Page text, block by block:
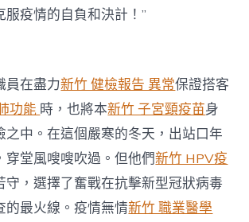
疫情的自負和決計！”
員在盡力新竹 健檢報告 異常保證搭客
功能 時，也將本新竹 子宮頸疫苗身
之中。在這個嚴寒的冬天，出站口年
穿堂風嗖嗖吹過。但他們新竹 HPV疫
守，選擇了奮戰在抗擊新型冠狀病毒
的最火線。疫情無情新竹 職業醫學